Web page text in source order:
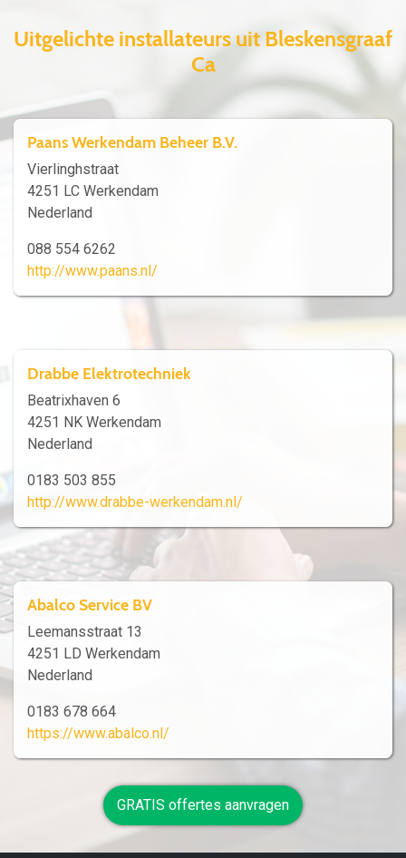
Uitgelichte installateurs uit Bleskensgraaf
Ca
Paans Werkendam Beheer B.V.
Vierlinghstraat
4251 LC Werkendam
Nederland
088 554 6262
http://www.paans.nl/
Drabbe Elektrotechniek
Beatrixhaven 6
4251 NK Werkendam
Nederland
0183 503 855
http://www.drabbe-werkendam.nl/
Abalco Service BV
Leemansstraat 13
4251 LD Werkendam
Nederland
0183 678 664
https://www.abalco.nl/
GRATIS offertes aanvragen